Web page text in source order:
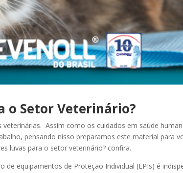
o Setor Veterinário?
Assim como os cuidados em saúde
pensando nisso preparamos este material para
luvas para o setor veterinário? confira.
equipamentos de Proteção Individual (EPIs) é